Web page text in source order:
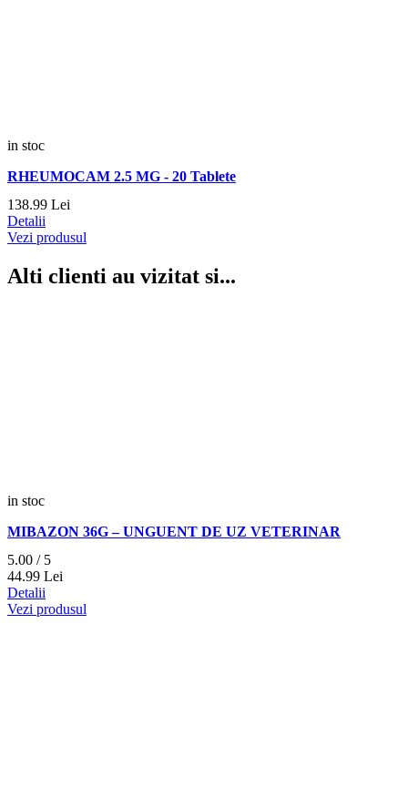
in stoc
RHEUMOCAM 2.5 MG - 20 Tablete
138.99 Lei
Detalii
Vezi produsul
Alti clienti au vizitat si...
in stoc
MIBAZON 36G – UNGUENT DE UZ VETERINAR
5.00 / 5
44.99 Lei
Detalii
Vezi produsul